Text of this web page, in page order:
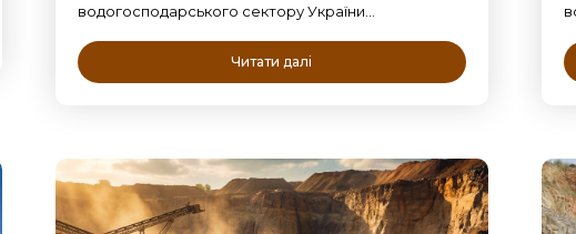
водогосподарського сектору України…
Читати далі